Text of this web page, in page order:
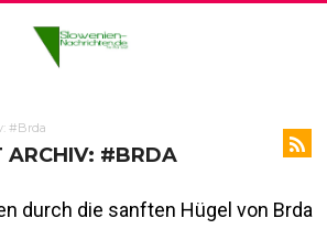
#Brda
ARCHIV: #BRDA
durch die sanften Hügel von Brda